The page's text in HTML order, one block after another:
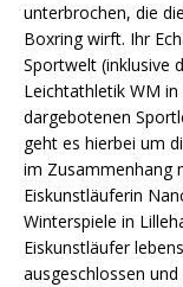
unterbrochen, die
Boxring wirft. Ihr
Sportwelt (inklusive
Leichtathletik WM
dargebotenen
geht es hierbei um
im Zusammenhang
Eiskunstläuferin
Winterspiele in
Eiskunstläufer
ausgeschlossen